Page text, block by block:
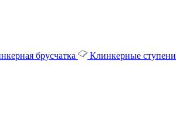
брусчатка Клинкерные ступени